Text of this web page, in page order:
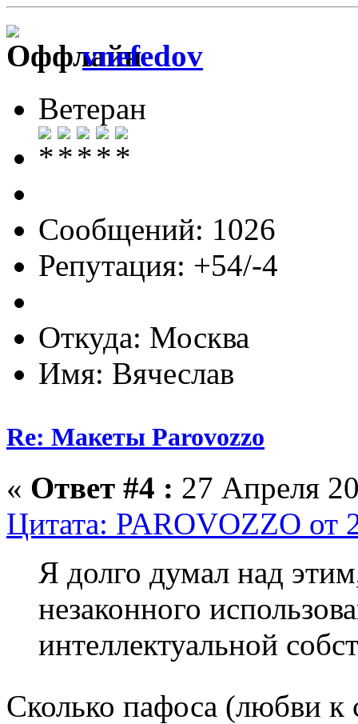
vnefedov
Ветеран
Сообщений: 1026
Репутация: +54/-4
Откуда: Москва
Имя: Вячеслав
Re: Макеты Parovozzo
« Ответ #4 : 27 Апреля
Цитата: PAROVOZZO от
Я долго думал над
незаконного
интеллектуальной
Сколько пафоса (любви